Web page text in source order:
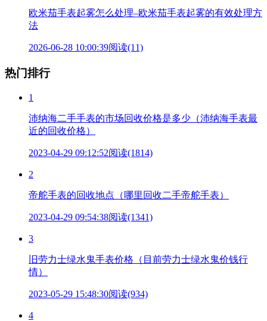
欧米茄手表起雾怎么处理–欧米茄手表起雾的有效处理方
法
2026-06-28 10:00:39阅读(11)
热门排行
1
沛纳海二手手表的市场回收价格是多少（沛纳海手表最
近的回收价格）
2023-04-29 09:12:52阅读(1814)
2
帝舵手表的回收地点（哪里回收二手帝舵手表）
2023-04-29 09:54:38阅读(1341)
3
旧劳力士绿水鬼手表价格（目前劳力士绿水鬼价钱行
情）
2023-05-29 15:48:30阅读(934)
4